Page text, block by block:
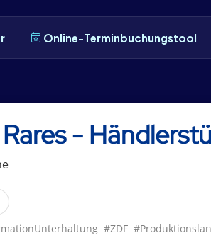
Online-Terminbuchungstool
-
e
#ZDF